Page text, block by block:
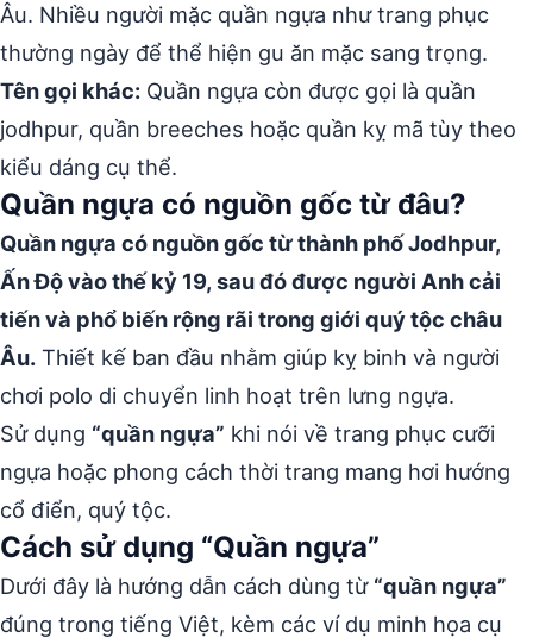
Âu. Nhiều người mặc quần ngựa như trang phục
thường ngày để thể hiện gu ăn mặc sang trọng.
Tên gọi khác: Quần ngựa còn được gọi là quần
jodhpur, quần breeches hoặc quần kỵ mã tùy theo
kiểu dáng cụ thể.
Quần ngựa có nguồn gốc từ đâu?
Quần ngựa có nguồn gốc từ thành phố Jodhpur,
Ấn Độ vào thế kỷ 19, sau đó được người Anh cải
tiến và phổ biến rộng rãi trong giới quý tộc châu
Âu. Thiết kế ban đầu nhằm giúp kỵ binh và người
chơi polo di chuyển linh hoạt trên lưng ngựa.
Sử dụng “quần ngựa” khi nói về trang phục cưỡi
ngựa hoặc phong cách thời trang mang hơi hướng
cổ điển, quý tộc.
Cách sử dụng “Quần ngựa”
Dưới đây là hướng dẫn cách dùng từ “quần ngựa”
đúng trong tiếng Việt, kèm các ví dụ minh họa cụ